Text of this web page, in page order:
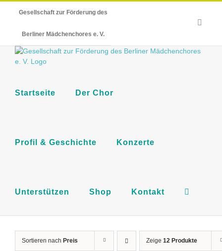
Gesellschaft zur Förderung des
Berliner Mädchenchores e. V.
Startseite Der Chor
Profil & Geschichte Konzerte
Unterstützen Shop Kontakt
Sortieren nach Preis Zeige 12 Produkte